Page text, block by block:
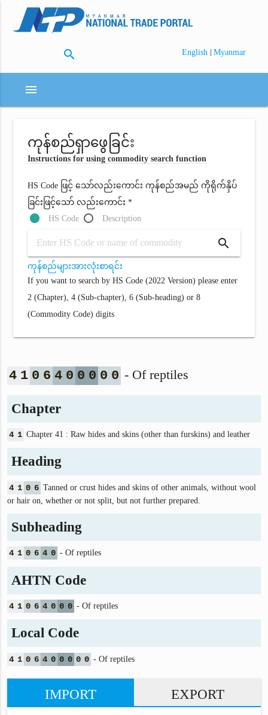
search English | Myanmar
menu
ကုန်စည်ရှာဖွေခြင်း
Instructions for using commodity search function
HS Code ဖြင့် သော်လည်းကောင်း ကုန်စည်အမည် ကိုရိုက်နှိပ်
ခြင်းဖြင့်သော် လည်းကောင်း *
HS Code
Description
search
ကုန်စည်များအားလုံးစာရင်း
If you want to search by HS Code (2022 Version) please enter
2 (Chapter), 4 (Sub-chapter), 6 (Sub-heading) or 8
(Commodity Code) digits
4 1 0 6 4 0 0 0 0 0 - Of reptiles
Chapter
4 1 Chapter 41 : Raw hides and skins (other than furskins) and leather
Heading
4 1 0 6 Tanned or crust hides and skins of other animals, without wool
or hair on, whether or not split, but not further prepared.
Subheading
4 1 0 6 4 0 - Of reptiles
AHTN Code
4 1 0 6 4 0 0 0 - Of reptiles
Local Code
4 1 0 6 4 0 0 0 0 0 - Of reptiles
IMPORT EXPORT